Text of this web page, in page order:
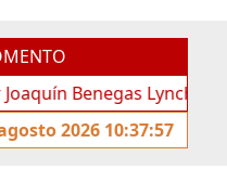
Lynch por
2026 10:37:57